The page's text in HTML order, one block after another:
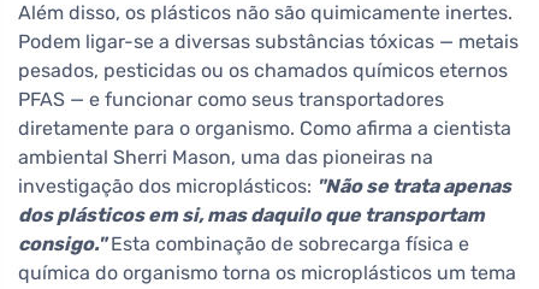
Além disso, os plásticos não são quimicamente inertes.
Podem ligar-se a diversas substâncias tóxicas — metais
pesados, pesticidas ou os chamados químicos eternos
PFAS — e funcionar como seus transportadores
diretamente para o organismo. Como afirma a cientista
ambiental Sherri Mason, uma das pioneiras na
investigação dos microplásticos: "Não se trata apenas
dos plásticos em si, mas daquilo que transportam
consigo."Esta combinação de sobrecarga física e
química do organismo torna os microplásticos um tema